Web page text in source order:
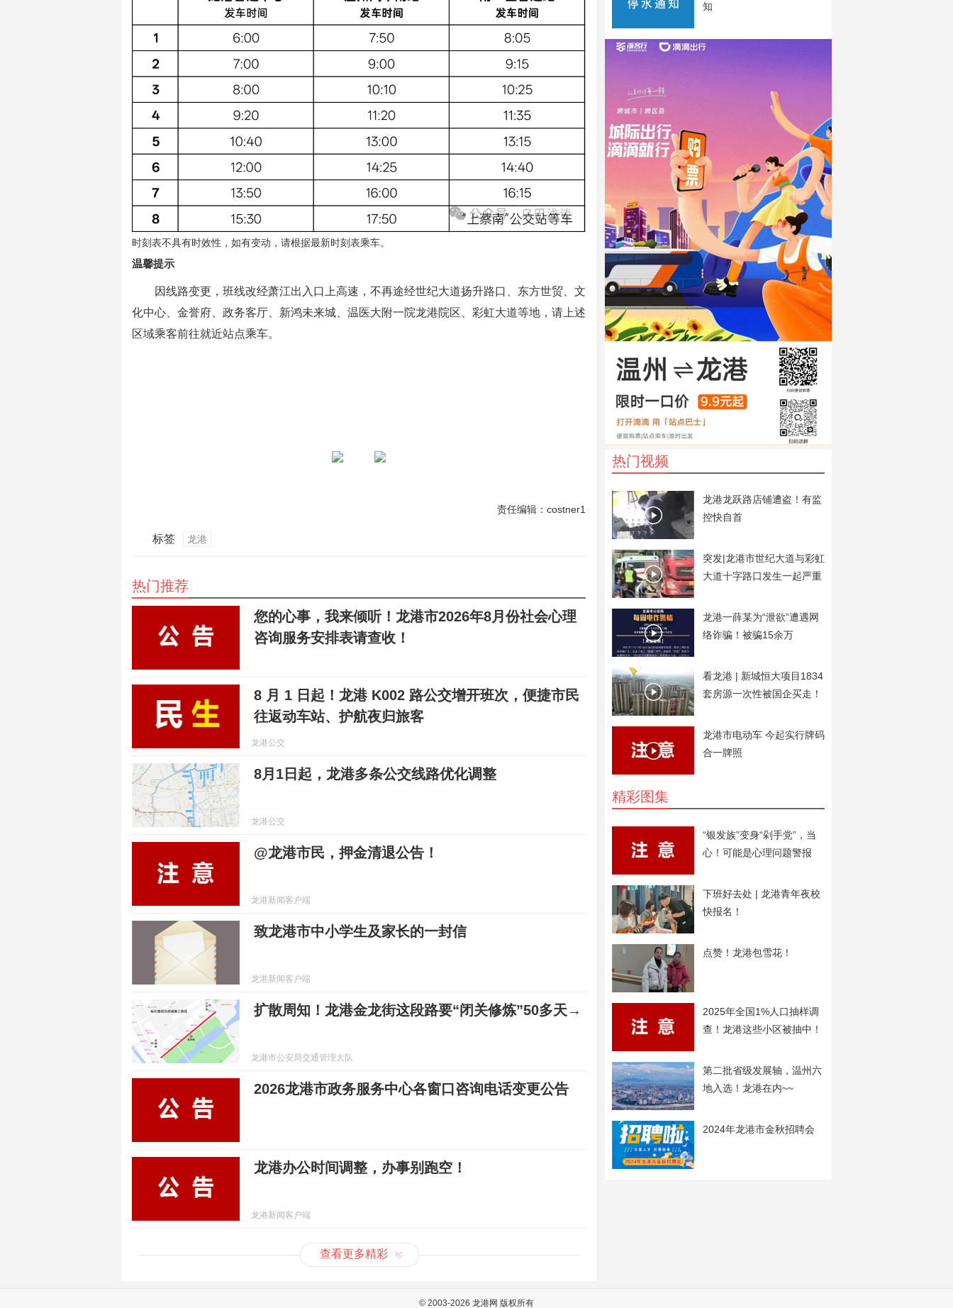
时刻表不具有时效性，如有变动，请根据最新时刻表乘车。
温馨提示
因线路变更，班线改经萧江出入口上高速，不再途经世纪大道扬升路口、东方世贸、文
化中心、金誉府、政务客厅、新鸿未来城、温医大附一院龙港院区、彩虹大道等地，请上述
区域乘客前往就近站点乘车。
责任编辑：costner1
标签 龙港
知
热门视频
龙港龙跃路店铺遭盗！有监
控快自首
突发|龙港市世纪大道与彩虹
大道十字路口发生一起严重
龙港一薛某为“泄欲”遭遇网
络诈骗！被骗15余万
看龙港 | 新城恒大项目1834
套房源一次性被国企买走！
龙港市电动车 今起实行牌码
合一牌照
精彩图集
“银发族”变身“剁手党”，当
心！可能是心理问题警报
下班好去处 | 龙港青年夜校
快报名！
点赞！龙港包雪花！
2025年全国1%人口抽样调
查！龙港这些小区被抽中！
第二批省级发展轴，温州六
地入选！龙港在内~~
2024年龙港市金秋招聘会
热门推荐
您的心事，我来倾听！龙港市2026年8月份社会心理
咨询服务安排表请查收！
8 月 1 日起！龙港 K002 路公交增开班次，便捷市民
往返动车站、护航夜归旅客
龙港公交
8月1日起，龙港多条公交线路优化调整
龙港公交
@龙港市民，押金清退公告！
龙港新闻客户端
致龙港市中小学生及家长的一封信
龙港新闻客户端
扩散周知！龙港金龙街这段路要“闭关修炼”50多天→
龙港市公安局交通管理大队
2026龙港市政务服务中心各窗口咨询电话变更公告
龙港办公时间调整，办事别跑空！
龙港新闻客户端
查看更多精彩
© 2003-2026 龙港网 版权所有